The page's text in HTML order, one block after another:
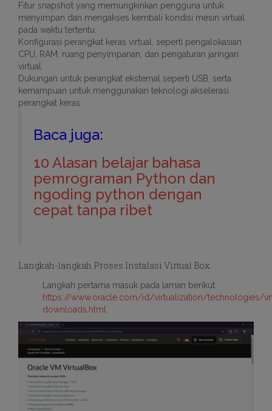
Fitur snapshot yang memungkinkan pengguna untuk
menyimpan dan mengakses kembali kondisi mesin virtual
pada waktu tertentu.
Konfigurasi perangkat keras virtual, seperti pengalokasian
CPU, RAM, ruang penyimpanan, dan pengaturan jaringan
virtual.
Dukungan untuk perangkat eksternal seperti USB, serta
kemampuan untuk menggunakan teknologi akselerasi
perangkat keras.
Baca juga:
10 Alasan belajar bahasa
pemrograman Python dan
ngoding python dengan
cepat tanpa ribet
Langkah-langkah Proses Instalasi Virtual Box:
Langkah pertama masuk pada laman berikut:
https://www.oracle.com/id/virtualization/technologies/
downloads.html